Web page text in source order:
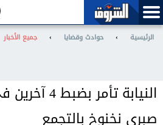
الرئيسية › حوادث وقضايا › جميع الأخبار
النيابة
صبري نخنوخ بالتجمع